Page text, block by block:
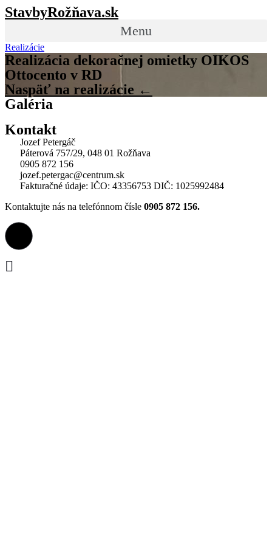
Preskočiť
na
StavbyRožňava.sk
Menu
Realizácie
Realizácia dekoračnej omietky OIKOS
Ottocento v RD
Naspäť na realizácie ←
Galéria
Kontakt
Jozef Petergáč
Páterová 757/29, 048 01 Rožňava
0905 872 156
jozef.petergac@centrum.sk
Fakturačné údaje: IČO: 43356753 DIČ: 1025992484
Kontaktujte nás na telefónnom čísle 0905 872 156.